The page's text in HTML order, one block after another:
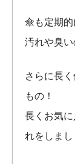
傘も定期的
汚れや臭い
さらに長
もの！
長くお気
れをしまし